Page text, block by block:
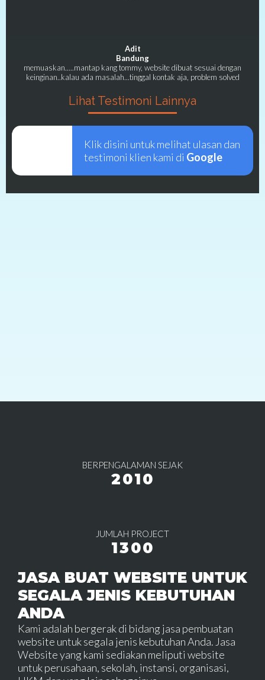
Adit
Bandung
memuaskan.....mantap kang tommy, website dibuat sesuai dengan
keinginan..kalau ada masalah...tinggal kontak aja, problem solved
Lihat Testimoni Lainnya
Klik disini untuk melihat ulasan dan
testimoni klien kami di Google
BERPENGALAMAN SEJAK
2010
JUMLAH PROJECT
1300
JASA BUAT WEBSITE UNTUK
SEGALA JENIS KEBUTUHAN
ANDA
Kami adalah bergerak di bidang jasa pembuatan
website untuk segala jenis kebutuhan Anda. Jasa
Website yang kami sediakan meliputi website
untuk perusahaan, sekolah, instansi, organisasi,